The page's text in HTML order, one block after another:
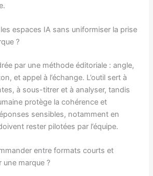
espaces IA sans uniformiser la prise
?
par une méthode éditoriale : angle,
et appel à l’échange. L’outil sert à
à sous-titrer et à analyser, tandis
protège la cohérence et
sensibles, notamment en
rester pilotées par l’équipe.
entre formats courts et
marque ?